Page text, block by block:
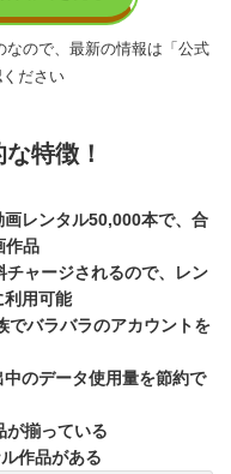
なので、最新の情報は「公式
ださい
な特徴！
レンタル50,000本で、合
作品
ャージされるので、レン
利用可能
でバラバラのアカウントを
のデータ使用量を節約で
が揃っている
作品がある